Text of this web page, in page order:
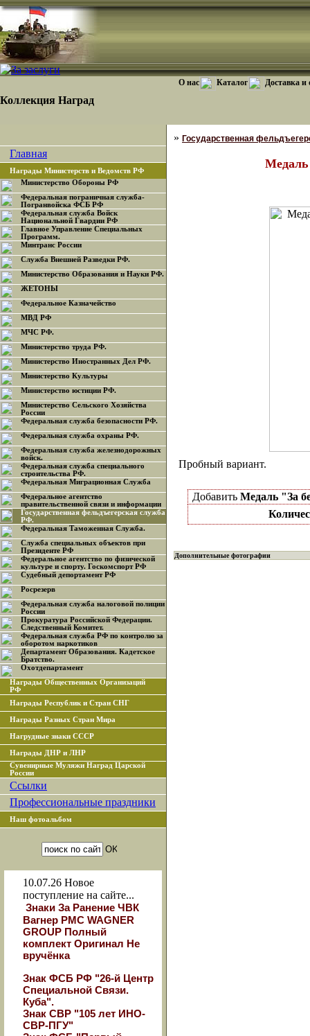
Коллекция Наград
О нас Каталог Доставка и
Главная
Награды Министерств и Ведомств РФ
Министерство Обороны РФ
Федеральная пограничная служба-
Погранвойска ФСБ РФ
Федеральная служба Войск
Национальной Гвардии РФ
Главное Управление Специальных
Программ.
Минтранс России
Служба Внешней Разведки РФ.
Министерство Образования и Науки РФ.
ЖЕТОНЫ
Федеральное Казначейство
МВД РФ
МЧС РФ.
Министерство труда РФ.
Министерство Иностранных Дел РФ.
Министерство Культуры
Министерство юстиции РФ.
Министерство Сельского Хозяйства
России
Федеральная служба безопасности РФ.
Федеральная служба охраны РФ.
Федеральная служба железнодорожных
войск.
Федеральная служба специального
строительства РФ.
Федеральная Миграционная Служба
Федеральное агентство
правительственной связи и информации
Государственная фельдъегерская служба
РФ.
Федеральная Таможенная Служба.
Служба специальных объектов при
Президенте РФ
Федеральное агентство по физической
культуре и спорту. Госкомспорт РФ
Судебный депортамент РФ
Росрезерв
Федеральная служба налоговой полиции
России
Прокуратура Российской Федерации.
Следственный Комитет.
Федеральная служба РФ по контролю за
оборотом наркотиков
Департамент Образования. Кадетское
Братство.
Охотдепартамент
Награды Общественных Организаций
РФ
Награды Республик и Стран СНГ
Награды Разных Стран Мира
Нагрудные знаки СССР
Награды ДНР и ЛНР
Сувенирные Муляжи Наград Царской
России
Ссылки
Профессиональные праздники
Наш фотоальбом
10.07.26 Новое
поступление на сайте...
Знаки За Ранение ЧВК
Вагнер РМС WAGNER
GROUP Полный
комплект Оригинал Не
вручёнка
Знак ФСБ РФ "26-й Центр
Специальной Связи.
Куба".
Знак СВР "105 лет ИНО-
СВР-ПГУ"
» Государственная
Медаль
Пробный вариант.
Добавить Медаль "За
Дополнительные фотографии